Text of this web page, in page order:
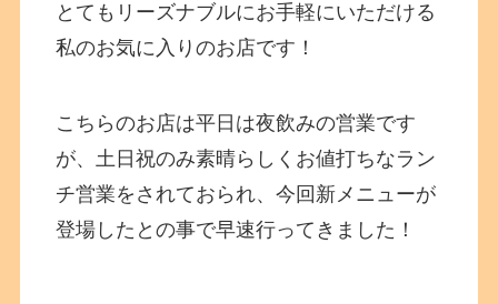
とてもリーズナブルにお手軽にいただける
私のお気に入りのお店です！
こちらのお店は平日は夜飲みの営業です
が、土日祝のみ素晴らしくお値打ちなラン
チ営業をされておられ、今回新メニューが
登場したとの事で早速行ってきました！